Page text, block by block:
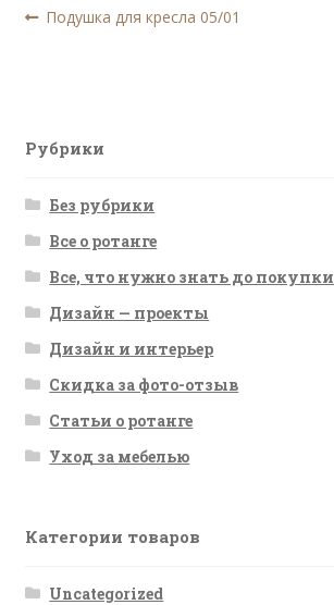
Навигация
Предыдущая
Подушка для кресла 05/01
Рубрики
Без рубрики
Все о ротанге
Все, что нужно знать до покупки
Дизайн — проекты
Дизайн и интерьер
Скидка за фото-отзыв
Статьи о ротанге
Уход за мебелью
Категории товаров
Uncategorized